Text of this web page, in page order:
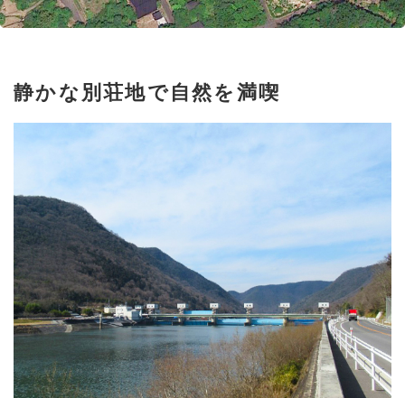
静かな別荘地で自然を満喫